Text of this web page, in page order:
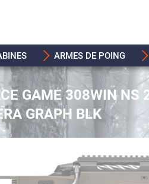
ARMES DE POING
GAME 308WIN NS
GRAPH BLK